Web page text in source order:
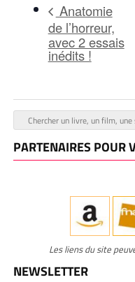
Anatomie
de l’horreur,
avec 2 essais
inédits !
PARTENAIRES POUR
Les liens du site
NEWSLETTER